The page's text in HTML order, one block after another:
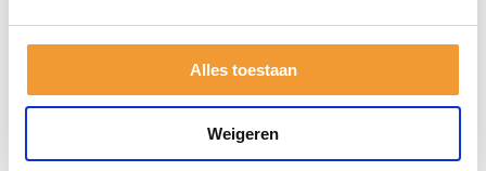
Alles toestaan
Weigeren
Bestuur
Login voor leden